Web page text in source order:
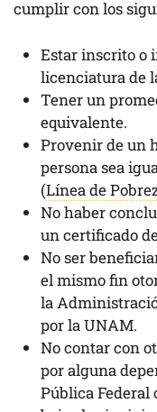
cumplir con los
Estar inscrito o
licenciatura de
Tener un
equivalente.
Provenir de un
persona sea
(Línea de
No haber
un certificado
No ser
el mismo fin
la
por la UNAM.
No contar con
por alguna
Pública Federal